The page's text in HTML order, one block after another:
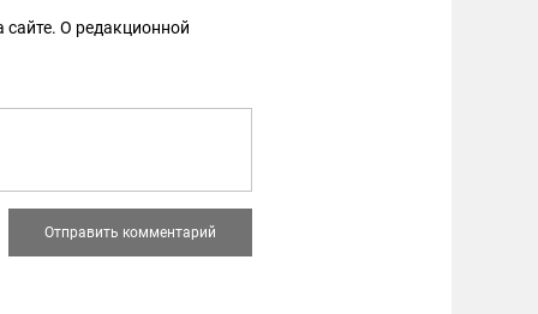
сайте. О редакционной